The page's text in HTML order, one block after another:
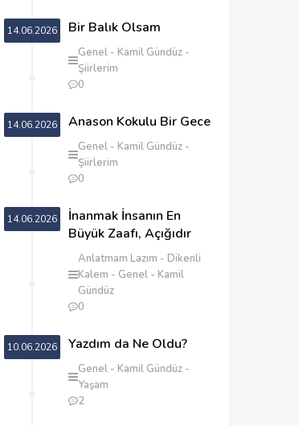
14.06.2026 ‎Bir Balık Olsam
Genel
Kamil Gündüz
Şiirlerim
0
14.06.2026 Anason Kokulu Bir Gece
Genel
Kamil Gündüz
Şiirlerim
0
14.06.2026
İnanmak İnsanın En
Büyük Zaafı, Açığıdır
Anlatmam Lazım
Dikenli
Kalem
Genel
Kamil
Gündüz
0
10.06.2026 Yazdım da Ne Oldu?
Genel
Kamil Gündüz
Yaşam
2